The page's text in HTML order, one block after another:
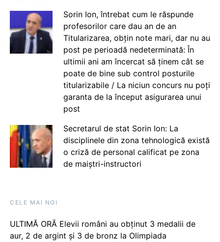
Sorin Ion, întrebat cum le răspunde
profesorilor care dau an de an
Titularizarea, obțin note mari, dar nu au
post pe perioadă nedeterminată: În
ultimii ani am încercat să ținem cât se
poate de bine sub control posturile
titularizabile / La niciun concurs nu poți
garanta de la început asigurarea unui
post
Secretarul de stat Sorin Ion: La
disciplinele din zona tehnologică există
o criză de personal calificat pe zona
de maiștri-instructori
CELE MAI NOI
ULTIMĂ ORĂ Elevii români au obținut 3 medalii de
aur, 2 de argint și 3 de bronz la Olimpiada